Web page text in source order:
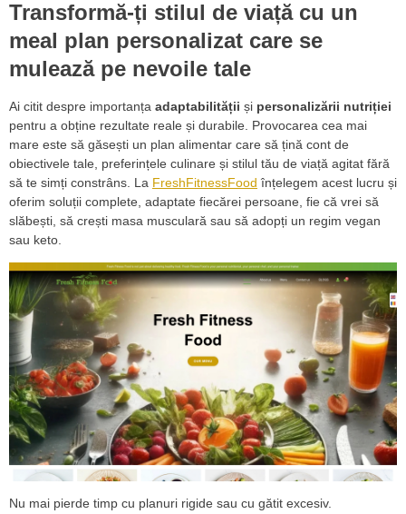
Transformă-ți stilul de viață cu un
meal plan personalizat care se
mulează pe nevoile tale
Ai citit despre importanța adaptabilității și personalizării nutriției
pentru a obține rezultate reale și durabile. Provocarea cea mai
mare este să găsești un plan alimentar care să țină cont de
obiectivele tale, preferințele culinare și stilul tău de viață agitat fără
să te simți constrâns. La FreshFitnessFood înțelegem acest lucru și
oferim soluții complete, adaptate fiecărei persoane, fie că vrei să
slăbești, să crești masa musculară sau să adopți un regim vegan
sau keto.
Nu mai pierde timp cu planuri rigide sau cu gătit excesiv.